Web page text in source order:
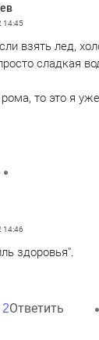
14:45
взять лед,
сладкая
то это я
14:46
здоровья".
2Ответить